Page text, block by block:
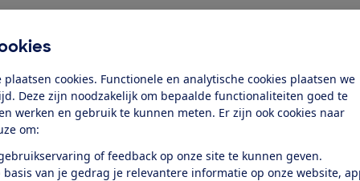
plaatsen cookies. Functionele en analytische cookies plaatsen we
Deze zijn noodzakelijk om bepaalde functionaliteiten goed te
werken en gebruik te kunnen meten. Er zijn ook cookies naar
om:
of feedback op onze site te kunnen geven.
basis van je gedrag je relevantere informatie op onze website,